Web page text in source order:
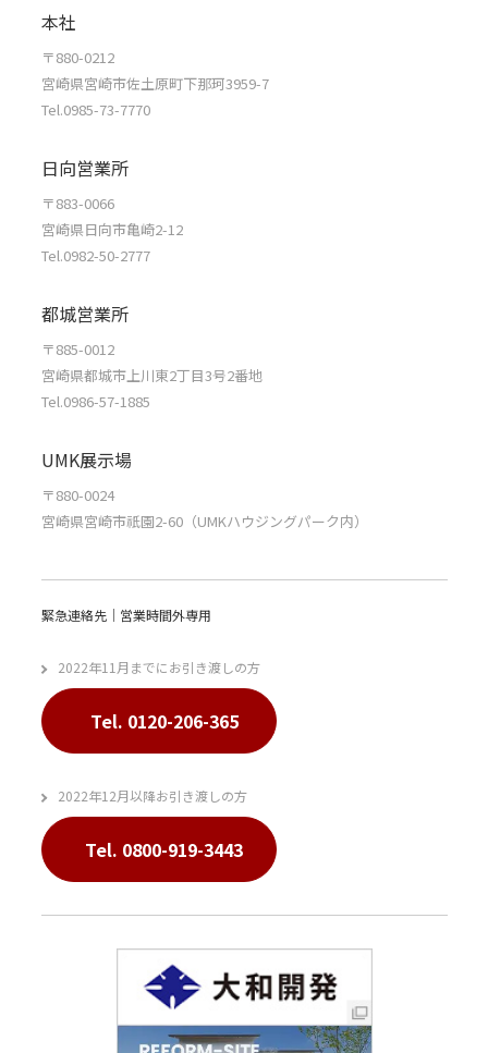
本社
〒880-0212
宮崎県宮崎市佐土原町下那珂3959-7
Tel.0985-73-7770
日向営業所
〒883-0066
宮崎県日向市亀崎2-12
Tel.0982-50-2777
都城営業所
〒885-0012
宮崎県都城市上川東2丁目3号2番地
Tel.0986-57-1885
UMK展示場
〒880-0024
宮崎県宮崎市祇園2-60（UMKハウジングパーク内）
緊急連絡先｜営業時間外専用
2022年11月までにお引き渡しの方
Tel. 0120-206-365
2022年12月以降お引き渡しの方
Tel. 0800-919-3443